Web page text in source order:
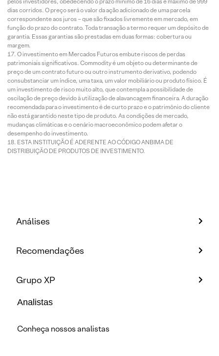
dias corridos. O preço será o valor da ação adicionado de uma parcela
correspondente aos juros – que são fixados livremente em mercado, em
função do prazo do contrato. Toda transação a termo requer um depósito de
garantia. Essas garantias são prestadas em duas formas: cobertura ou
margem.
O investimento em Mercados Futuros embute riscos de perdas
patrimoniais significativos. Commodity é um objeto ou determinante de
preço de um contrato futuro ou outro instrumento derivativo, podendo
consubstanciar um índice, uma taxa, um valor mobiliário ou produto físico. É
um investimento de risco muito alto, que contempla a possibilidade de
oscilação de preço devido à utilização de alavancagem financeira. A duração
recomendada para o investimento é de curto prazo e o patrimônio do cliente
não está garantido neste tipo de produto. As condições de mercado,
mudanças climáticas e o cenário macroeconômico podem afetar o
desempenho do investimento.
ESTA INSTITUIÇÃO É ADERENTE AO CÓDIGO ANBIMA DE
DISTRIBUIÇÃO DE PRODUTOS DE INVESTIMENTO.
Análises
Recomendações
Grupo XP
Analistas
Conheça nossos analistas